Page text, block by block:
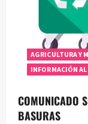
AGRICULTURA Y
INFORMACIÓN
COMUNICADO
BASURAS